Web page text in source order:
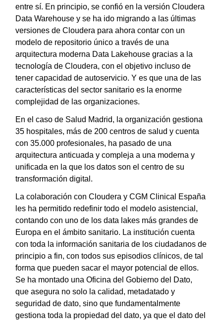
entre sí. En principio, se confió en la versión Cloudera
Data Warehouse y se ha ido migrando a las últimas
versiones de Cloudera para ahora contar con un
modelo de repositorio único a través de una
arquitectura moderna Data Lakehouse gracias a la
tecnología de Cloudera, con el objetivo incluso de
tener capacidad de autoservicio. Y es que una de las
características del sector sanitario es la enorme
complejidad de las organizaciones.
En el caso de Salud Madrid, la organización gestiona
35 hospitales, más de 200 centros de salud y cuenta
con 35.000 profesionales, ha pasado de una
arquitectura anticuada y compleja a una moderna y
unificada en la que los datos son el centro de su
transformación digital.
La colaboración con Cloudera y CGM Clinical España
les ha permitido redefinir todo el modelo asistencial,
contando con uno de los data lakes más grandes de
Europa en el ámbito sanitario. La institución cuenta
con toda la información sanitaria de los ciudadanos de
principio a fin, con todos sus episodios clínicos, de tal
forma que pueden sacar el mayor potencial de ellos.
Se ha montado una Oficina del Gobierno del Dato,
que asegura no solo la calidad, metadatado y
seguridad de dato, sino que fundamentalmente
gestiona toda la propiedad del dato, ya que el dato del